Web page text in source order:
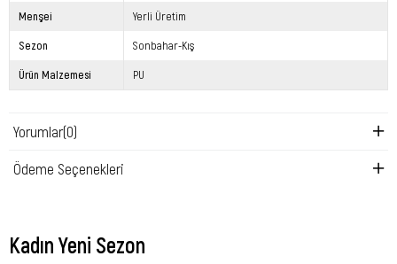
Menşei Yerli Üretim
Sezon Sonbahar-Kış
Ürün Malzemesi PU
Yorumlar(0)
Ödeme Seçenekleri
Kadın Yeni Sezon